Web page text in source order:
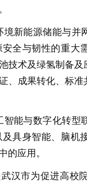
新能源储能与并
全与韧性的重大
技术及绿氢制备
、成果转化、标
能与数字化转型
具身智能、脑机
的应用。
汉市为促进高校